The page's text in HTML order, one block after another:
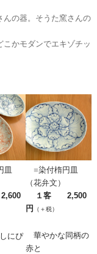
んの器。そうた窯さんの
かモダンでエキゾチッ
皿
にぴ
■染付楕円皿
（花弁文）
１客 2,500
円
（＋税）
華やかな同柄の
赤と